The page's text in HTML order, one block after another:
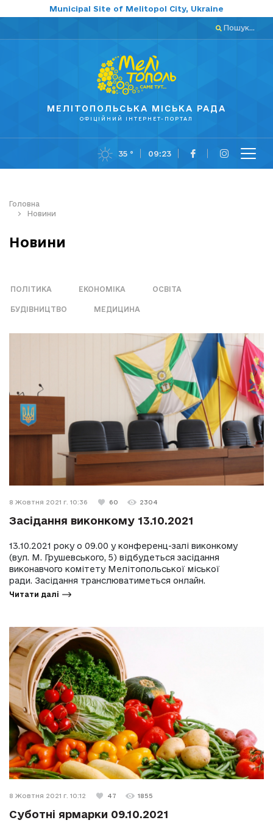
Municipal Site of Melitopol City, Ukraine
Пошук...
МЕЛІТОПОЛЬСЬКА МІСЬКА РАДА
ОФІЦІЙНИЙ ІНТЕРНЕТ-ПОРТАЛ
35 ° 09:23
Головна
Новини
Новини
ПОЛІТИКА ЕКОНОМІКА ОСВІТА
БУДІВНИЦТВО МЕДИЦИНА
8 Жовтня 2021 г. 10:36 60 2304
Засідання виконкому 13.10.2021
13.10.2021 року о 09.00 у конференц-залі виконкому
(вул. М. Грушевського, 5) відбудеться засідання
виконавчого комітету Мелітопольської міської
ради. Засідання транслюватиметься онлайн.
Читати далі
8 Жовтня 2021 г. 10:12 47 1855
Суботні ярмарки 09.10.2021